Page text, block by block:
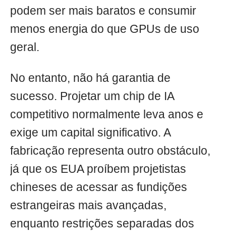
podem ser mais baratos e consumir
menos energia do que GPUs de uso
geral.
No entanto, não há garantia de
sucesso. Projetar um chip de IA
competitivo normalmente leva anos e
exige um capital significativo. A
fabricação representa outro obstáculo,
já que os EUA proíbem projetistas
chineses de acessar as fundições
estrangeiras mais avançadas,
enquanto restrições separadas dos